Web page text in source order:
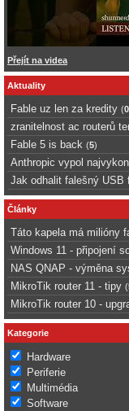
Přejít na videa
Aktuality
Fable uz len za kredity (0
zranitelnost ac routerů
Fable 5 is back (5)
Anthropic vypol
Jak odhalit falešný USB
Články
Táto kapela má milióny
Windows 11 - připojení
NAS QNAP - výměna
MikroTik router 11 - tipy (
MikroTik router 10 -
Kategorie
Hardware
Periferie
Multimédia
Software